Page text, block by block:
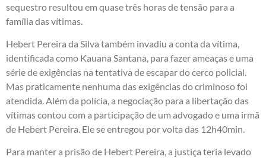
sequestro resultou em quase três horas de tensão para a
família das vítimas.
Hebert Pereira da Silva também invadiu a conta da vítima,
identificada como Kauana Santana, para fazer ameaças e uma
série de exigências na tentativa de escapar do cerco policial.
Mas praticamente nenhuma das exigências do criminoso foi
atendida. Além da polícia, a negociação para a libertação das
vítimas contou com a participação de um advogado e uma irmã
de Hebert Pereira. Ele se entregou por volta das 12h40min.
Para manter a prisão de Hebert Pereira, a justiça teria levado